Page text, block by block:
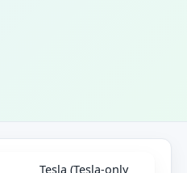
Tesla (Tesla-only